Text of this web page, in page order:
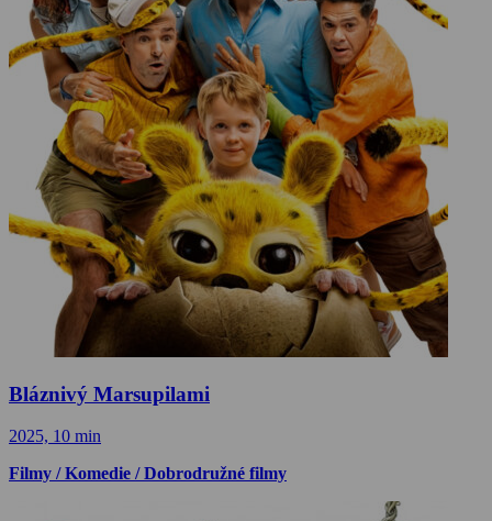
Bláznivý Marsupilami
2025, 10 min
Filmy / Komedie / Dobrodružné filmy